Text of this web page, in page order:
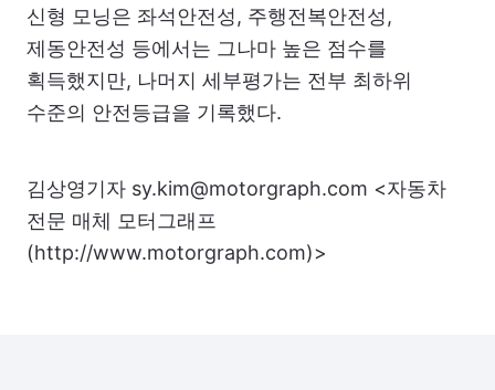
신형 모닝은 좌석안전성, 주행전복안전성,
제동안전성 등에서는 그나마 높은 점수를
획득했지만, 나머지 세부평가는 전부 최하위
수준의 안전등급을 기록했다.
김상영기자 sy.kim@motorgraph.com <자동차
전문 매체 모터그래프
(http://www.motorgraph.com)>